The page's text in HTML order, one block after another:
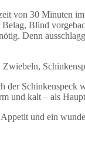
von 30 Minuten
Blind
Denn
der
und kalt – als
und ein